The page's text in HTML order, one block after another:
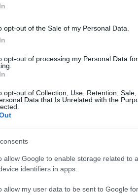
opt-out of the Sale of my Personal Data.
opt-out of processing my Personal Data
opt-out of Collection, Use, Retention,
Data that Is Unrelated with the
allow Google to enable storage related to
identifiers in apps.
allow my user data to be sent to Google